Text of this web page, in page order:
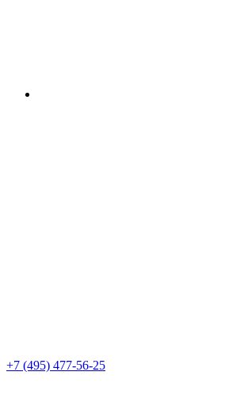
+7 (495) 477-56-25